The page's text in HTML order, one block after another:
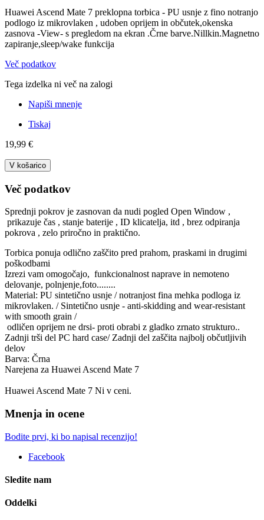
Huawei Ascend Mate 7 preklopna torbica - PU usnje z fino notranjo
podlogo iz mikrovlaken , udoben oprijem in občutek,okenska
zasnova -View- s pregledom na ekran .Črne barve.Nillkin.Magnetno
zapiranje,sleep/wake funkcija
Več podatkov
Tega izdelka ni več na zalogi
Napiši mnenje
Tiskaj
19,99 €
V košarico
Več podatkov
Sprednji pokrov je zasnovan da nudi pogled Open Window ,
prikazuje čas , stanje baterije , ID klicatelja, itd , brez odpiranja
pokrova , zelo priročno in praktično.
Torbica ponuja odlično zaščito pred prahom, praskami in drugimi
poškodbami
Izrezi vam omogočajo, funkcionalnost naprave in nemoteno
delovanje, polnjenje,foto........
Material: PU sintetično usnje / notranjost fina mehka podloga iz
mikrovlaken. / Sintetično usnje - anti-skidding and wear-resistant
with smooth grain /
odličen oprijem ne drsi- proti obrabi z gladko zrnato strukturo..
Zadnji trši del PC hard case/ Zadnji del zaščita najbolj občutljivih
delov
Barva: Črna
Narejena za Huawei Ascend Mate 7
Huawei Ascend Mate 7 Ni v ceni.
Mnenja in ocene
Bodite prvi, ki bo napisal recenzijo!
Facebook
Sledite nam
Oddelki